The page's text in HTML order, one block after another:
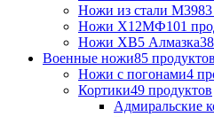
Ножи из стали М398
Ножи Х12МФ101
Ножи ХВ5 Алмазка
Военные ножи85 продуктов
Ножи с погонами4
Кортики49 продуктов
Адмиральские